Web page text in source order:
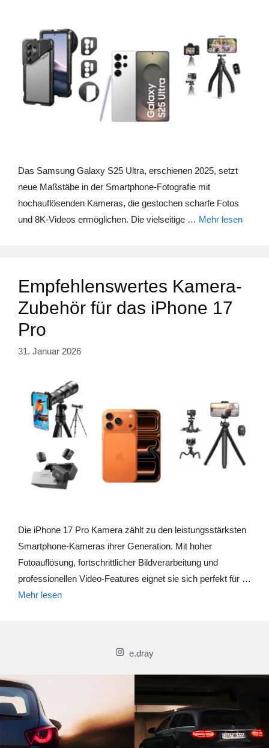
Das Samsung Galaxy S25 Ultra, erschienen 2025, setzt
neue Maßstäbe in der Smartphone-Fotografie mit
hochauflösenden Kameras, die gestochen scharfe Fotos
und 8K-Videos ermöglichen. Die vielseitige … Mehr lesen
Empfehlenswertes Kamera-
Zubehör für das iPhone 17
Pro
31. Januar 2026
Die iPhone 17 Pro Kamera zählt zu den leistungsstärksten
Smartphone-Kameras ihrer Generation. Mit hoher
Fotoauflösung, fortschrittlicher Bildverarbeitung und
professionellen Video-Features eignet sie sich perfekt für …
Mehr lesen
e.dray